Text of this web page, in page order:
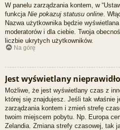
W panelu zarządzania kontem, w
funkcja Nie pokazuj statusu online.
Nazwa użytkownika będzie
moderatorów i dla ciebie. Twoja
liczbie ukrytych użytkowników.
Na górę
Jest wyświetlany
Możliwe, że jest wyświetlany czas z
której się znajdujesz. Jeśli tak właśnie
zarządzania kontem i zmień strefę
twoim miejscem pobytu. Np. Europa
Zelandia. Zmiana strefy czasowej, tak